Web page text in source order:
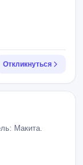
Откликнуться
Макита.